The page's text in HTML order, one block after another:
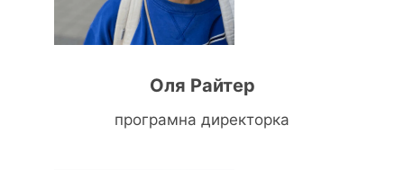
Оля Райтер
програмна директорка